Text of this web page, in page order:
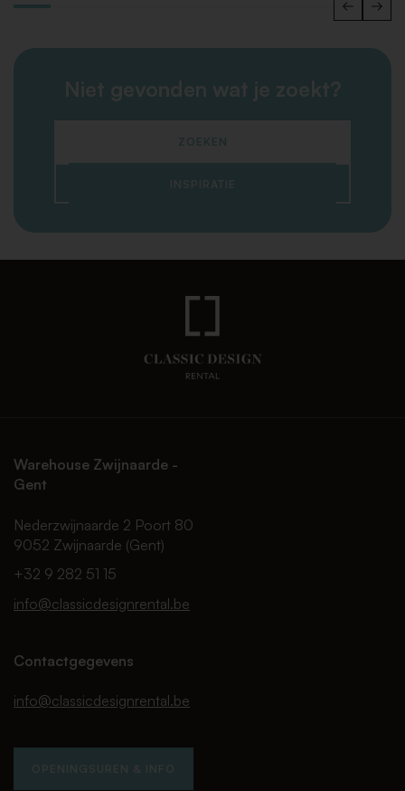
Niet gevonden wat je zoekt?
ZOEKEN
INSPIRATIE
Warehouse Zwijnaarde -
Gent
Nederzwijnaarde 2 Poort 80
9052 Zwijnaarde (Gent)
+32 9 282 51 15
info@classicdesignrental.be
Contactgegevens
info@classicdesignrental.be
OPENINGSUREN & INFO